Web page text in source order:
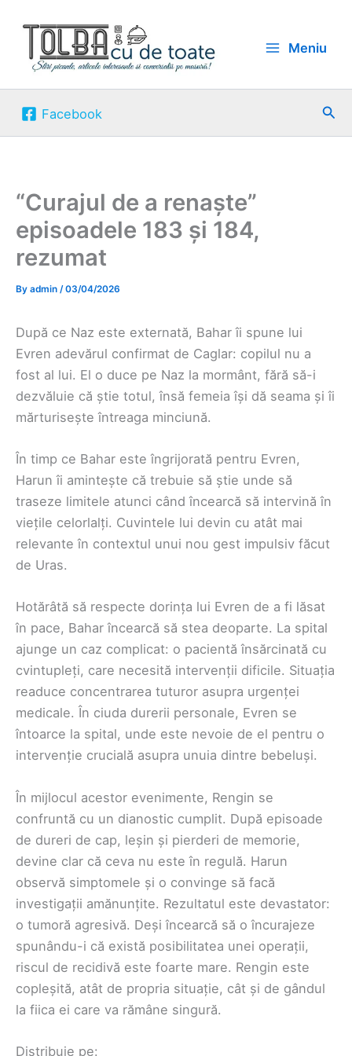
content
Meniu
Facebook
“Curajul de a renaște”
episoadele 183 și 184,
rezumat
By admin /03/04/2026
După ce Naz este externată, Bahar îi spune lui
Evren adevărul confirmat de Caglar: copilul nu a
fost al lui. El o duce pe Naz la mormânt, fără să-i
dezvăluie că știe totul, însă femeia își dă seama și îi
mărturisește întreaga minciună.
În timp ce Bahar este îngrijorată pentru Evren,
Harun îi amintește că trebuie să știe unde să
traseze limitele atunci când încearcă să intervină în
viețile celorlalți. Cuvintele lui devin cu atât mai
relevante în contextul unui nou gest impulsiv făcut
de Uras.
Hotărâtă să respecte dorința lui Evren de a fi lăsat
în pace, Bahar încearcă să stea deoparte. La spital
ajunge un caz complicat: o pacientă însărcinată cu
cvintupleți, care necesită intervenții dificile. Situația
readuce concentrarea tuturor asupra urgenței
medicale. În ciuda durerii personale, Evren se
întoarce la spital, unde este nevoie de el pentru o
intervenție crucială asupra unuia dintre bebeluși.
În mijlocul acestor evenimente, Rengin se
confruntă cu un dianostic cumplit. După episoade
de dureri de cap, leșin și pierderi de memorie,
devine clar că ceva nu este în regulă. Harun
observă simptomele și o convinge să facă
investigații amănunțite. Rezultatul este devastator:
o tumoră agresivă. Deși încearcă să o încurajeze
spunându-i că există posibilitatea unei operații,
riscul de recidivă este foarte mare. Rengin este
copleșită, atât de propria situație, cât și de gândul
la fiica ei care va rămâne singură.
Distribuie pe: